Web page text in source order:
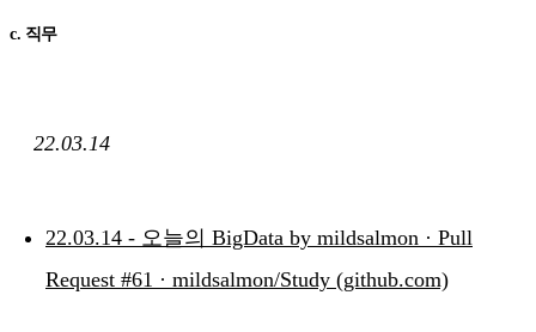
c. 직무
22.03.14
22.03.14 - 오늘의 BigData by mildsalmon · Pull
Request #61 · mildsalmon/Study (github.com)